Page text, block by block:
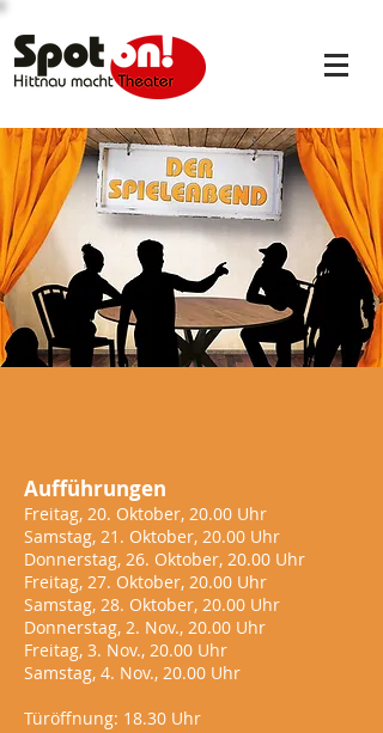
Aufführungen
Freitag, 20. Oktober, 20.00 Uhr
Samstag, 21. Oktober, 20.00 Uhr
Donnerstag, 26. Oktober, 20.00 Uhr
Freitag, 27. Oktober, 20.00 Uhr
Samstag, 28. Oktober, 20.00 Uhr
Donnerstag, 2. Nov., 20.00 Uhr
Freitag, 3. Nov., 20.00 Uhr
Samstag, 4. Nov., 20.00 Uhr
Türöffnung: 18.30 Uhr